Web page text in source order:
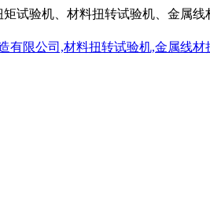
试验机、材料扭转试验机、金属
有限公司,材料扭转试验机,金属线